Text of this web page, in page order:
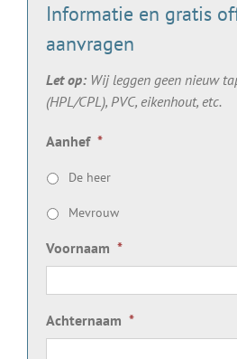
Informatie en gratis
aanvragen
Let op:Wij leggen geen nieuw
(HPL/CPL), PVC, eikenhout, etc.
Aanhef *
De heer
Mevrouw
Voornaam *
Achternaam *